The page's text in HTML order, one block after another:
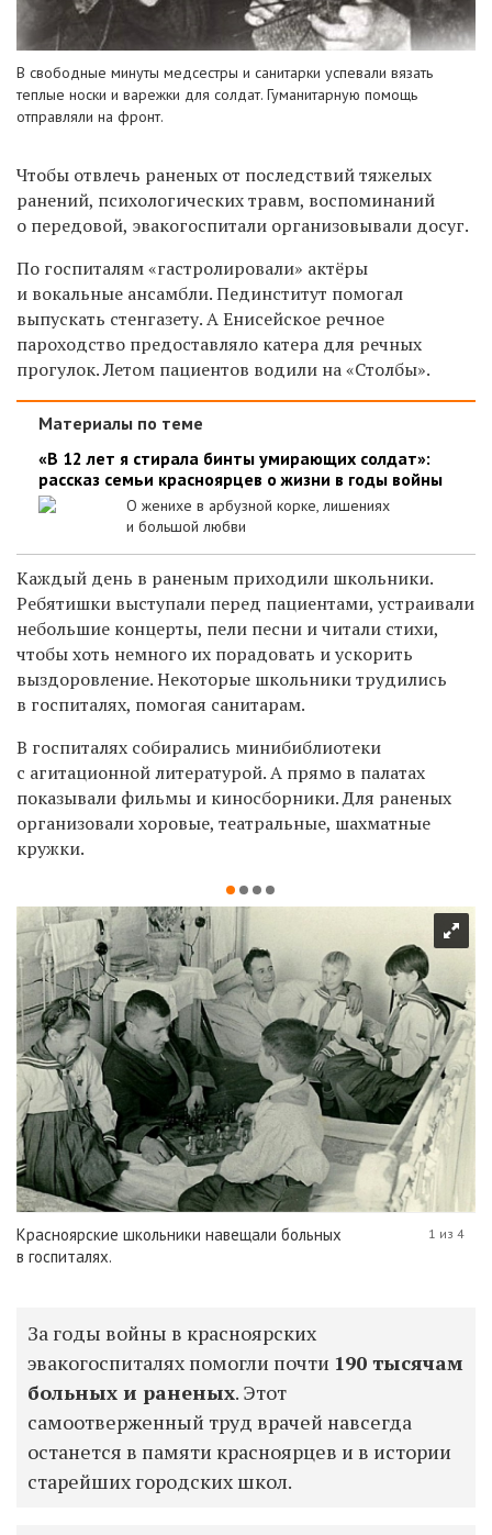
В свободные минуты медсестры и санитарки успевали вязать
теплые носки и варежки для солдат. Гуманитарную помощь
отправляли на фронт.
Чтобы отвлечь раненых от последствий тяжелых
ранений, психологических травм, воспоминаний
о передовой, эвакогоспитали организовывали досуг.
По госпиталям «гастролировали» актёры
и вокальные ансамбли. Пединститут помогал
выпускать стенгазету. А Енисейское речное
пароходство предоставляло катера для речных
прогулок. Летом пациентов водили на «Столбы».
Материалы по теме
«В 12 лет я стирала бинты умирающих солдат»:
рассказ семьи красноярцев о жизни в годы войны
О женихе в арбузной корке, лишениях
и большой любви
Каждый день в раненым приходили школьники.
Ребятишки выступали перед пациентами, устраивали
небольшие концерты, пели песни и читали стихи,
чтобы хоть немного их порадовать и ускорить
выздоровление. Некоторые школьники трудились
в госпиталях, помогая санитарам.
В госпиталях собирались минибиблиотеки
с агитационной литературой. А прямо в палатах
показывали фильмы и киносборники. Для раненых
организовали хоровые, театральные, шахматные
кружки.
Красноярские школьники навещали больных
в госпиталях.
1 из 4
За годы войны в красноярских
эвакогоспиталях помогли почти 190 тысячам
больных и раненых. Этот
самоотверженный труд врачей навсегда
останется в памяти красноярцев и в истории
старейших городских школ.